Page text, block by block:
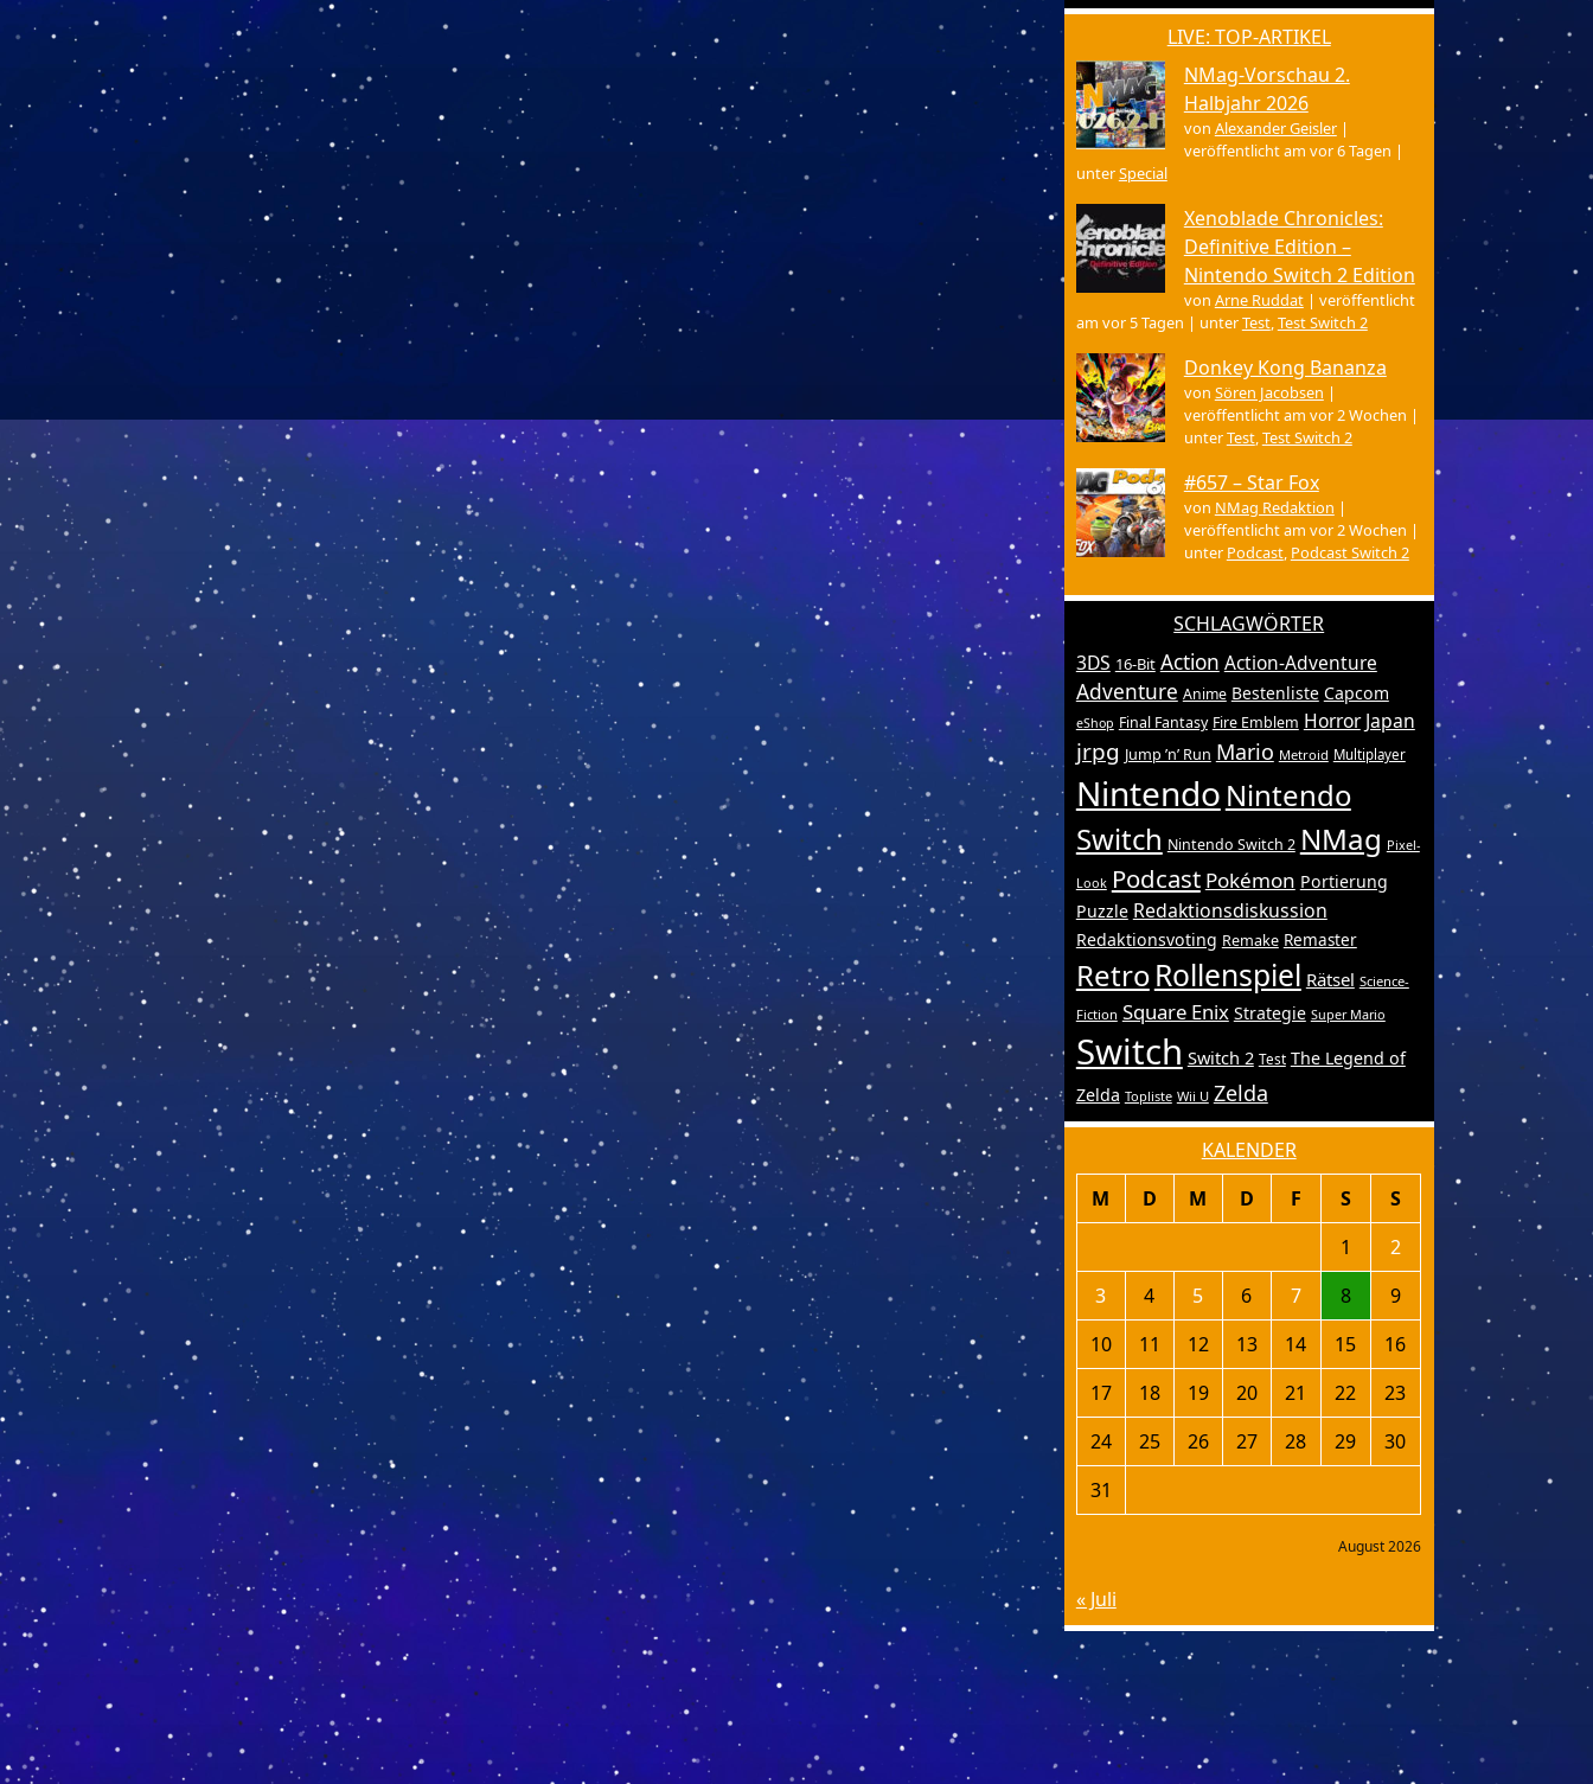
LIVE: TOP-ARTIKEL
NMag-Vorschau 2.
Halbjahr 2026
von Alexander Geisler|
veröffentlicht am vor 6 Tagen |
unterSpecial
Xenoblade Chronicles:
Definitive Edition –
Nintendo Switch 2 Edition
von Arne Ruddat| veröffentlicht
am vor 5 Tagen | unterTest,Test Switch 2
Donkey Kong Bananza
von Sören Jacobsen |
veröffentlicht am vor 2 Wochen |
unterTest,Test Switch 2
#657 – Star Fox
von NMag Redaktion |
veröffentlicht am vor 2 Wochen |
unter Podcast, Podcast Switch 2
SCHLAGWÖRTER
3DS 16-Bit Action Action-Adventure
Adventure Anime Bestenliste Capcom
eShop Final Fantasy Fire Emblem Horror Japan
jrpg Jump ’n’ Run Mario Metroid Multiplayer
Nintendo Nintendo
Switch Nintendo Switch 2 NMag Pixel-
Look Podcast Pokémon Portierung
Puzzle Redaktionsdiskussion
Redaktionsvoting Remake Remaster
RetroRollenspiel Rätsel Science-
Fiction Square Enix Strategie Super Mario
Switch Switch 2 Test The Legend of
Zelda Topliste Wii U Zelda
KALENDER
August 2026
M D M D F S
S
1
2
3
4 5 6 7 8
9
10
11 12 13 14 15
16
17
18 19 20 21 22
23
24
25 26 27 28 29
30
31
« Juli